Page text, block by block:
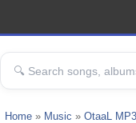
Home » Music » OtaaL